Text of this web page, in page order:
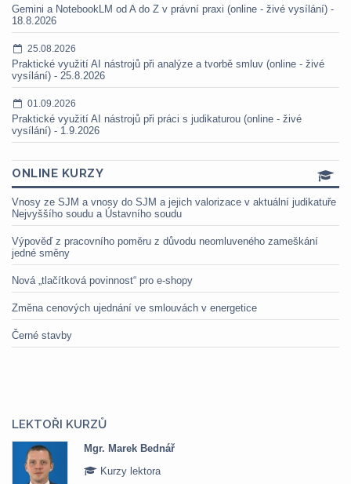
Gemini a NotebookLM od A do Z v právní praxi (online - živé vysílání) -
18.8.2026
25.08.2026
Praktické využití AI nástrojů při analýze a tvorbě smluv (online - živé
vysílání) - 25.8.2026
01.09.2026
Praktické využití AI nástrojů při práci s judikaturou (online - živé
vysílání) - 1.9.2026
ONLINE KURZY
Vnosy ze SJM a vnosy do SJM a jejich valorizace v aktuální judikatuře
Nejvyššího soudu a Ústavního soudu
Výpověď z pracovního poměru z důvodu neomluveného zameškání
jedné směny
Nová „tlačítková povinnost“ pro e-shopy
Změna cenových ujednání ve smlouvách v energetice
Černé stavby
LEKTOŘI KURZŮ
Mgr. Marek Bednář
Kurzy lektora